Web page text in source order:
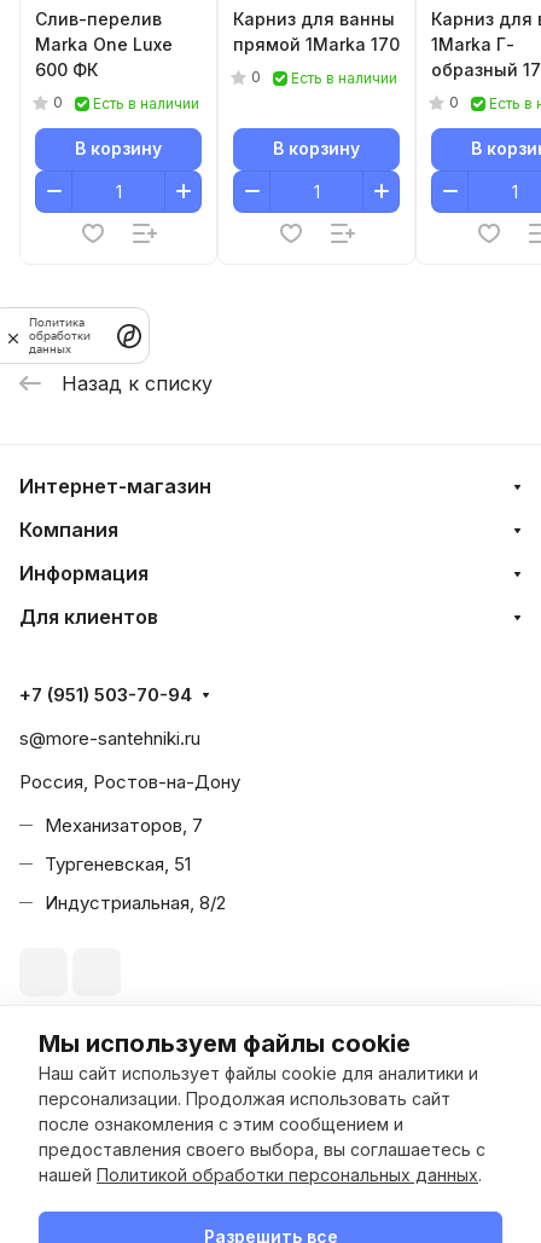
Мы используем файлы cookie
Наш сайт использует файлы cookie для аналитики и
персонализации. Продолжая использовать сайт
после ознакомления с этим сообщением и
предоставления своего выбора, вы соглашаетесь с
нашей Политикой обработки персональных данных.
Разрешить все
В корзину
Слив-перелив
Marka One Luxe
600 ФК
0 Есть в наличии
В корзину
Карниз для ванны
прямой 1Marka 170
0 Есть в наличии
В корзину
Карниз для
1Marka Г-
образный
0 Есть в
В
Назад к списку
Интернет-магазин
Компания
Информация
Для клиентов
+7 (951) 503-70-94
s@more-santehniki.ru
Россия, Ростов-на-Дону
Механизаторов, 7
Тургеневская, 51
Индустриальная, 8/2
© 2026 Море Сантехники
Конфиденциальность Оферта
Разработано в
Политика
обработки
данных